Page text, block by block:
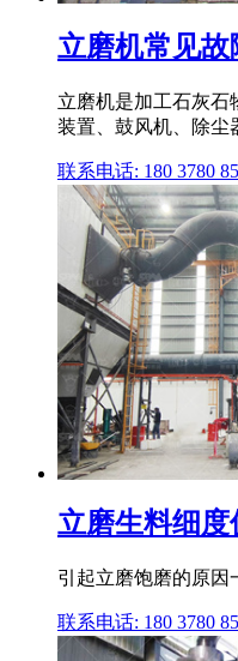
立磨机常见
立磨机是加工石灰石
装置、鼓风机、除尘
联系电话: 180 3780
立磨生料细度
引起立磨饱磨的原因
联系电话: 180 3780